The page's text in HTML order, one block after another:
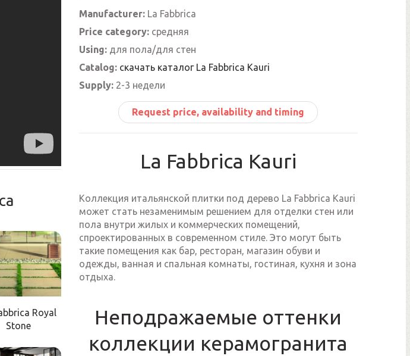
Royal
Stone
Manufacturer:La Fabbrica
Price category:средняя
Using:для пола/для стен
Catalog: скачать каталог La Fabbrica Kauri
Supply:2-3 недели
Request price, availability and timing
La Fabbrica Kauri
Коллекция итальянской плитки под дерево La Fabbrica Kauri
может стать незаменимым решением для отделки стен или
пола внутри жилых и коммерческих помещений,
спроектированных в современном стиле. Это могут быть
такие помещения как бар, ресторан, магазин обуви и
одежды, ванная и спальная комнаты, гостиная, кухня и зона
отдыха.
Неподражаемые оттенки
коллекции керамогранита